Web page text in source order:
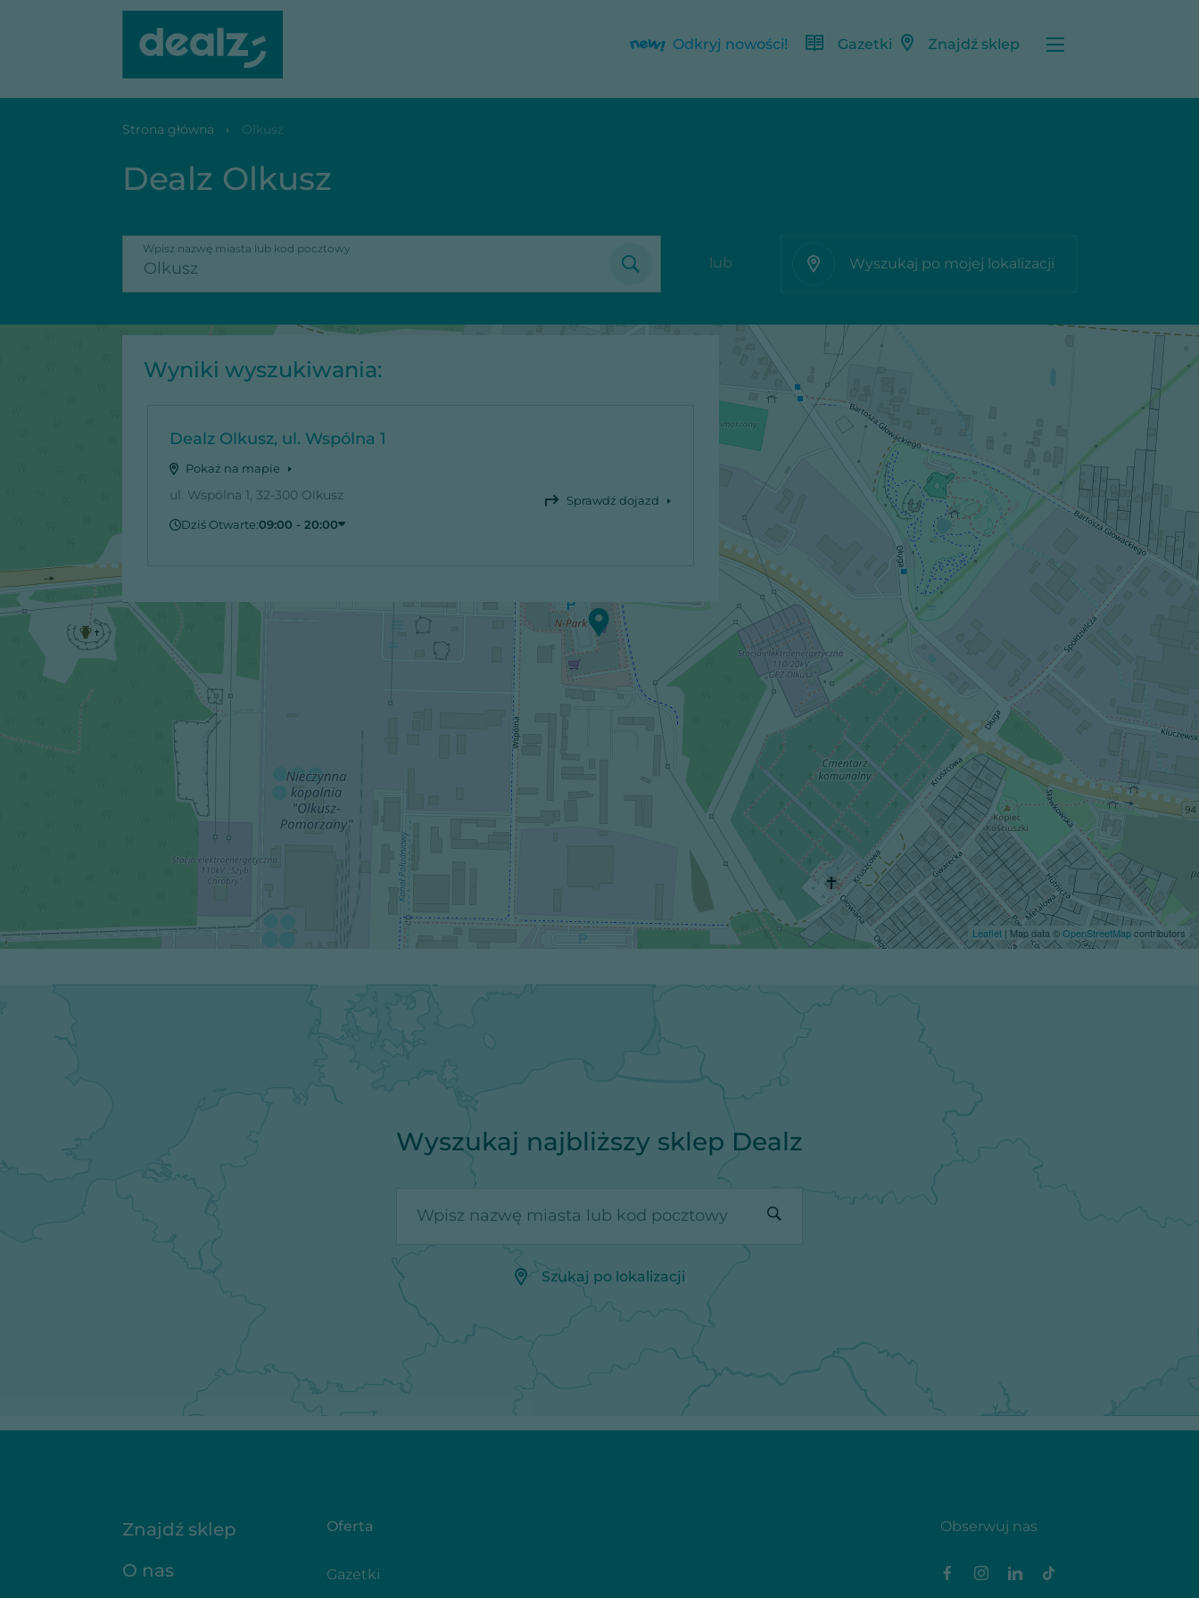
Odkryj nowości! Gazetki Znajdź sklep
Strona główna Olkusz
Dealz Olkusz
Wpisz nazwę miasta lub kod pocztowy
lub Wyszukaj po mojej lokalizacji
Wyniki wyszukiwania:
Dealz Olkusz, ul. Wspólna 1
Pokaż na mapie
ul. Wspólna 1, 32-300 Olkusz
Sprawdź dojazd
Dziś Otwarte:09:00 - 20:00
Wtorek
Środa
Czwartek
Piątek
Leaflet | Map data ©OpenStreetMapcontributors
Wyszukaj najbliższy sklep Dealz
Wpisz nazwę miasta lub kod pocztowy
Szukaj po lokalizacji
Znajdź sklep
O nas
Oferta
Gazetki
Obserwuj nas